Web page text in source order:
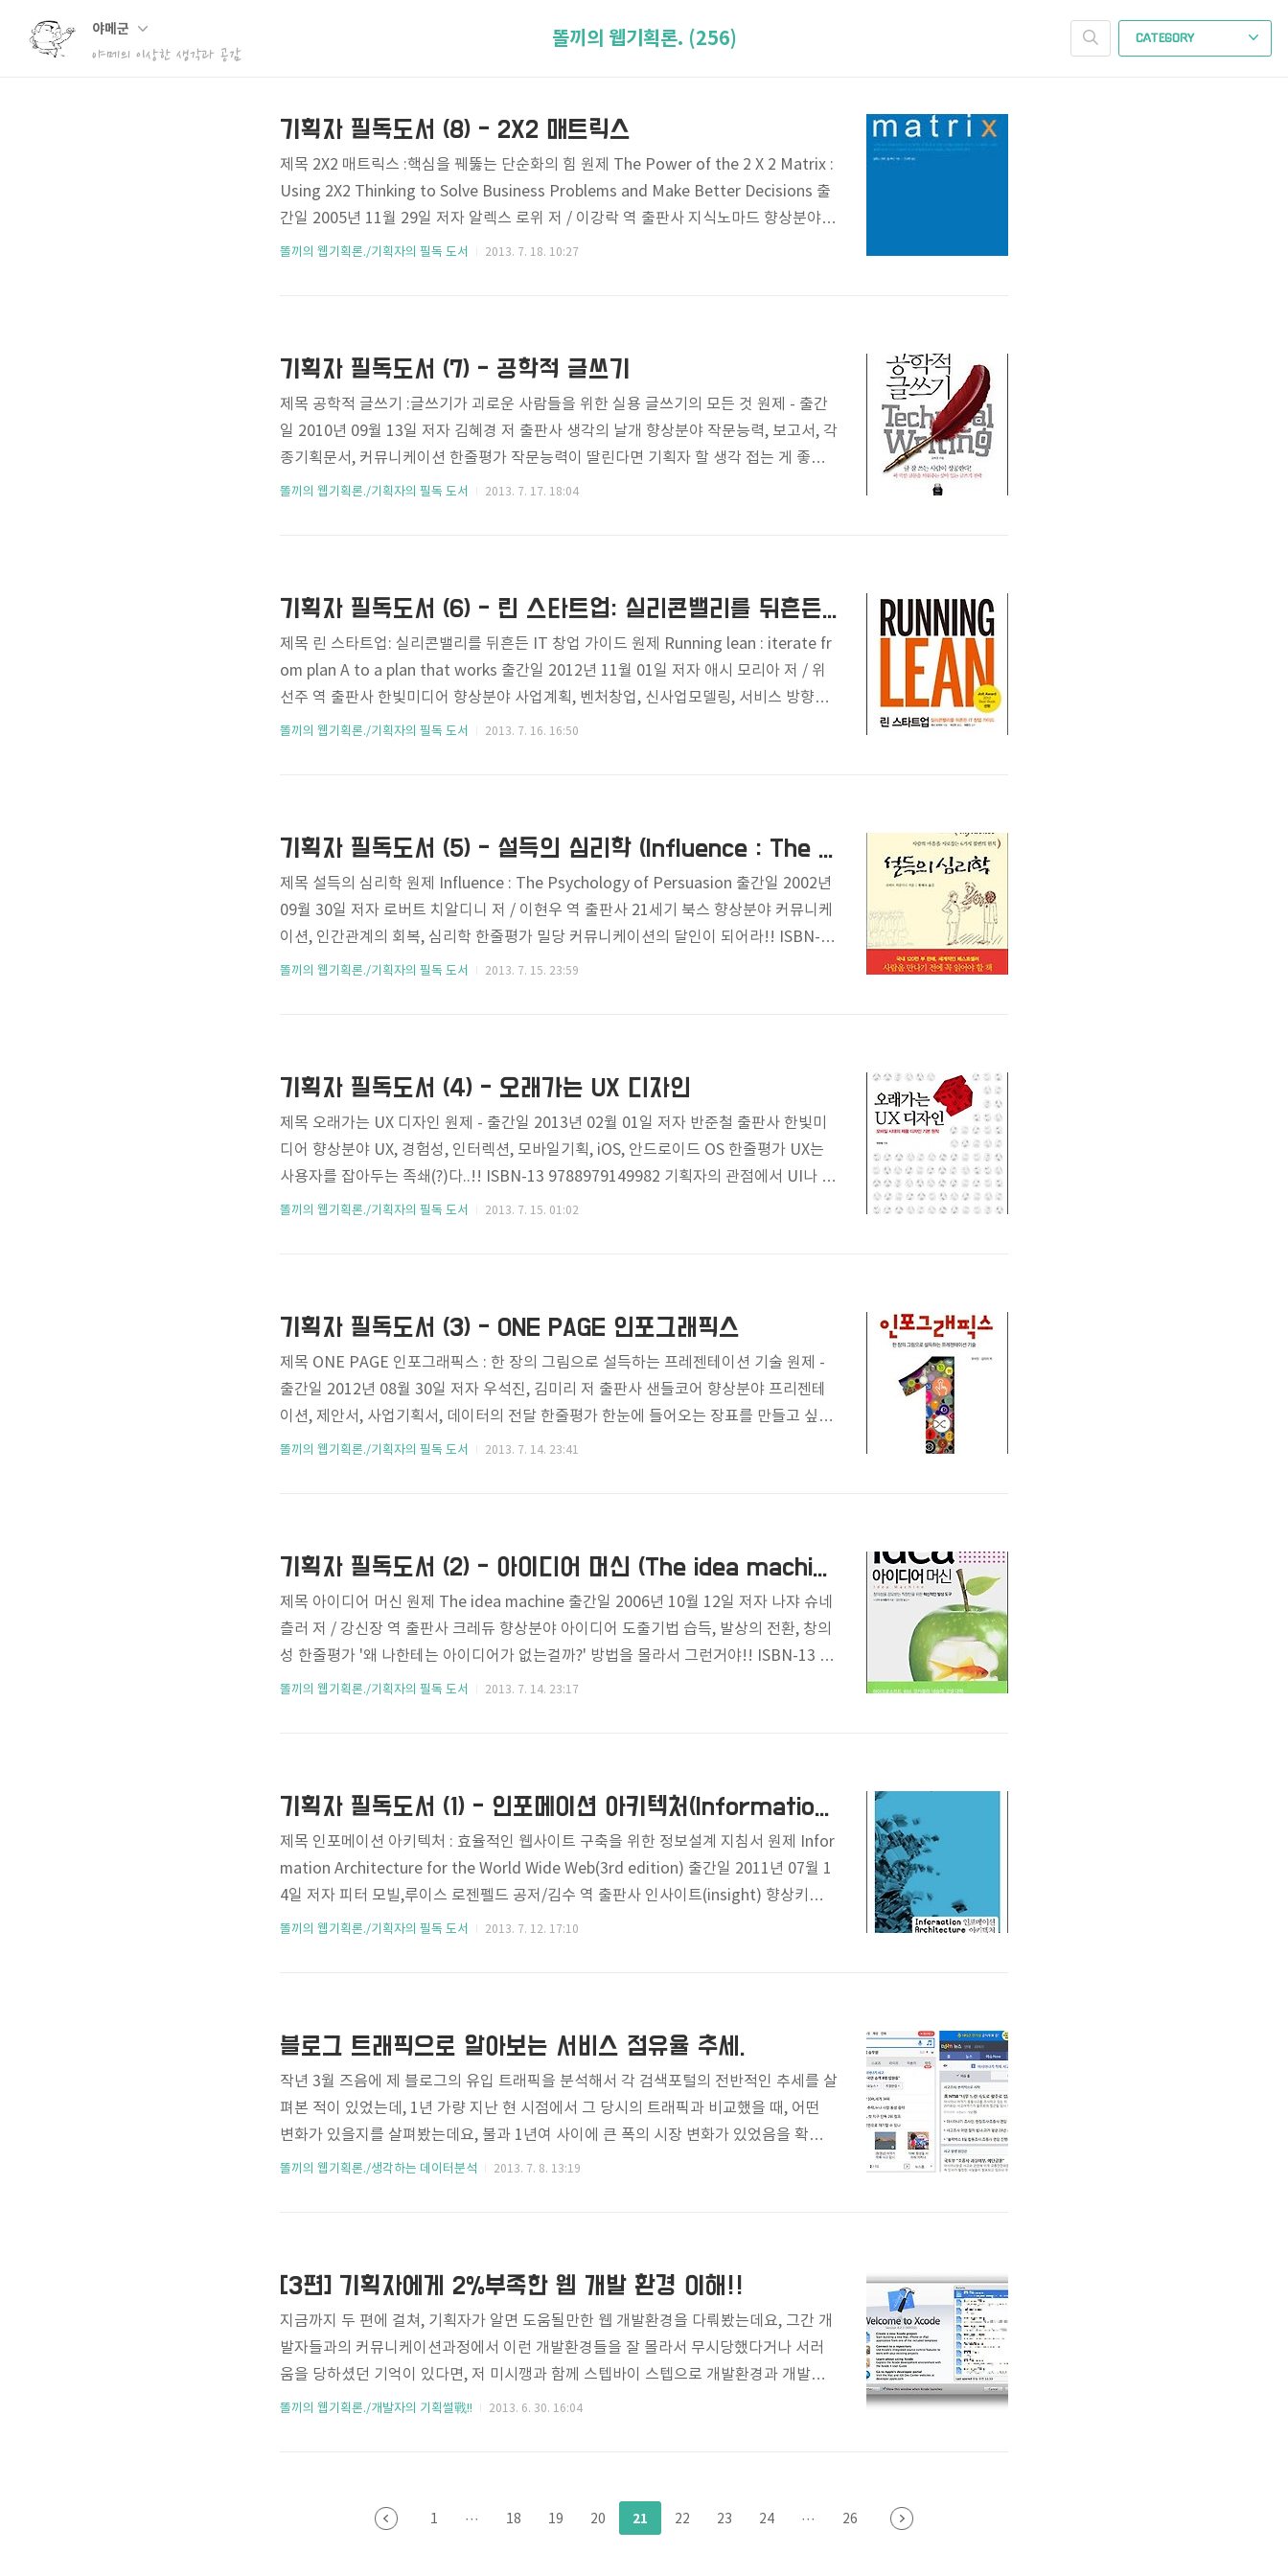
야메군
야메의 이상한 생각과 공감
CATEGORY
똘끼의 웹기획론. (256)
기획자 필독도서 (8) - 2X2 매트릭스
제목 2X2 매트릭스 :핵심을 꿰뚫는 단순화의 힘 원제 The Power of the 2 X 2 Matrix :
Using 2X2 Thinking to Solve Business Problems and Make Better Decisions 출
간일 2005년 11월 29일 저자 알렉스 로위 저 / 이강락 역 출판사 지식노마드 향상분야
사고의 전환, 문제해결 능력, 관계지향적 사고 한줄평가 딜레마를 해결하는 힘... 하지만
똘끼의 웹기획론./기획자의 필독 도서 2013. 7. 18. 10:27
기획자 필독도서 (7) - 공학적 글쓰기
제목 공학적 글쓰기 :글쓰기가 괴로운 사람들을 위한 실용 글쓰기의 모든 것 원제 - 출간
일 2010년 09월 13일 저자 김혜경 저 출판사 생각의 날개 향상분야 작문능력, 보고서, 각
종기획문서, 커뮤니케이션 한줄평가 작문능력이 딸린다면 기획자 할 생각 접는 게 좋을
거야. ISBN-13 9788996300731 제가 지금까지 웹기획 강좌를 진행하면서 가장 중요한
똘끼의 웹기획론./기획자의 필독 도서 2013. 7. 17. 18:04
기획자 필독도서 (6) - 린 스타트업: 실리콘밸리를 뒤흔든 IT 창업 가이드
제목 린 스타트업: 실리콘밸리를 뒤흔든 IT 창업 가이드 원제 Running lean : iterate fr
om plan A to a plan that works 출간일 2012년 11월 01일 저자 애시 모리아 저 / 위
선주 역 출판사 한빛미디어 향상분야 사업계획, 벤처창업, 신사업모델링, 서비스 방향성
한줄평가 원문내용은 탁월한데.. 번역이 안습.. ISBN-13 9788979149692 저도 2000년
똘끼의 웹기획론./기획자의 필독 도서 2013. 7. 16. 16:50
기획자 필독도서 (5) - 설득의 심리학 (Influence : The Psychology of Persuasion)
제목 설득의 심리학 원제 Influence : The Psychology of Persuasion 출간일 2002년
09월 30일 저자 로버트 치알디니 저 / 이현우 역 출판사 21세기 북스 향상분야 커뮤니케
이션, 인간관계의 회복, 심리학 한줄평가 밀당 커뮤니케이션의 달인이 되어라!! ISBN-13
9788950949150 "설득의 심리학" 제가 심리와 관련해서 처음 접했던 책이고, 이 책을
똘끼의 웹기획론./기획자의 필독 도서 2013. 7. 15. 23:59
기획자 필독도서 (4) - 오래가는 UX 디자인
제목 오래가는 UX 디자인 원제 - 출간일 2013년 02월 01일 저자 반준철 출판사 한빛미
디어 향상분야 UX, 경험성, 인터렉션, 모바일기획, iOS, 안드로이드 OS 한줄평가 UX는
사용자를 잡아두는 족쇄(?)다..!! ISBN-13 9788979149982 기획자의 관점에서 UI나 U
X는 그리 중요한 분야가 아니다라고 여기저기 의견을 피력해왔는데, 그 이유는 기획자가
똘끼의 웹기획론./기획자의 필독 도서 2013. 7. 15. 01:02
기획자 필독도서 (3) - ONE PAGE 인포그래픽스
제목 ONE PAGE 인포그래픽스 : 한 장의 그림으로 설득하는 프레젠테이션 기술 원제 -
출간일 2012년 08월 30일 저자 우석진, 김미리 저 출판사 샌들코어 향상분야 프리젠테
이션, 제안서, 사업기획서, 데이터의 전달 한줄평가 한눈에 들어오는 장표를 만들고 싶다
면, 인포그래픽스를 익혀라!! ISBN-13 9788998001001 [2016.03.26] 파인트리 오픈
를..
똘끼의 웹기획론./기획자의 필독 도서 2013. 7. 14. 23:41
기획자 필독도서 (2) - 아이디어 머신 (The idea machine)
제목 아이디어 머신 원제 The idea machine 출간일 2006년 10월 12일 저자 나쟈 슈네
츨러 저 / 강신장 역 출판사 크레듀 향상분야 아이디어 도출기법 습득, 발상의 전환, 창의
성 한줄평가 '왜 나한테는 아이디어가 없는걸까?' 방법을 몰라서 그런거야!! ISBN-13 97
88992286022 "아이디어는 떠오르는 것이 아니라, 만들어지는 것이다.." 제가 가장 좋아
어가 어느 한 순간 떠올랐다고 생각한다는 겁니다. 물론 과정에서 그렇..
똘끼의 웹기획론./기획자의 필독 도서 2013. 7. 14. 23:17
기획자 필독도서 (1) - 인포메이션 아키텍처(Information Architecture)
제목 인포메이션 아키텍처 : 효율적인 웹사이트 구축을 위한 정보설계 지침서 원제 Infor
mation Architecture for the World Wide Web(3rd edition) 출간일 2011년 07월 1
4일 저자 피터 모빌,루이스 로젠펠드 공저/김수 역 출판사 인사이트(insight) 향상키워드
구조화능력, IA설계, 정보설계, 웹사이트 설계 한줄평가 기획자의 책상에 꼭 있어야 할
똘끼의 웹기획론./기획자의 필독 도서 2013. 7. 12. 17:10
블로그 트래픽으로 알아보는 서비스 점유율 추세.
작년 3월 즈음에 제 블로그의 유입 트래픽을 분석해서 각 검색포털의 전반적인 추세를 살
펴본 적이 있었는데, 1년 가량 지난 현 시점에서 그 당시의 트래픽과 비교했을 때, 어떤
변화가 있을지를 살펴봤는데요, 불과 1년여 사이에 큰 폭의 시장 변화가 있었음을 확인할
수 있었는데요, 그럼 어떤 변화가 생겼는지 지금부터 한 번 알아보겠습니다. 1. 모바일 접
(%)이 높아진 것을 주 원인으로 볼 수 있으며, 과거 어플리케이션 주도의 모바일 환경..
똘끼의 웹기획론./생각하는 데이터분석 2013. 7. 8. 13:19
[3편] 기획자에게 2%부족한 웹 개발 환경 이해!!
지금까지 두 편에 걸쳐, 기획자가 알면 도움될만한 웹 개발환경을 다뤄봤는데요, 그간 개
발자들과의 커뮤니케이션과정에서 이런 개발환경들을 잘 몰라서 무시당했다거나 서러
움을 당하셨던 기억이 있다면, 저 미시깽과 함께 스텝바이 스텝으로 개발환경과 개발자
와의 커뮤니케이션 방법을 익혀보시기 바랍니다. 오늘은 그 마지막 편인 데이터베이스의
치에 저장되게 됩니다. 여러분 하드에 모인 영화, 음악파일들처럼 웹에서 입력을 받고 저
장되고 출력되기 위한 데이터들..
똘끼의 웹기획론./개발자의 기획썰戰!! 2013. 6. 30. 16:04
1 ··· 18 19 20 21 22 23 24 ··· 26